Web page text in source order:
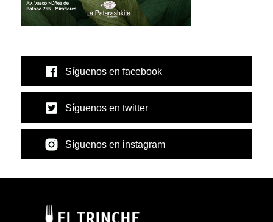
Síguenos en facebook
Síguenos en twitter
Síguenos en instagram